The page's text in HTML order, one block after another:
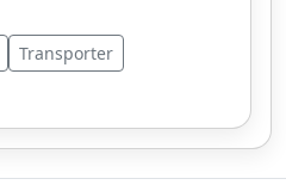
Transporter